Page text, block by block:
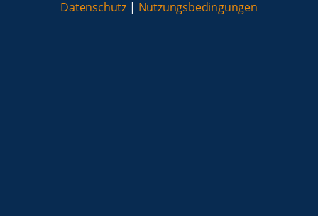
Datenschutz | Nutzungsbedingungen